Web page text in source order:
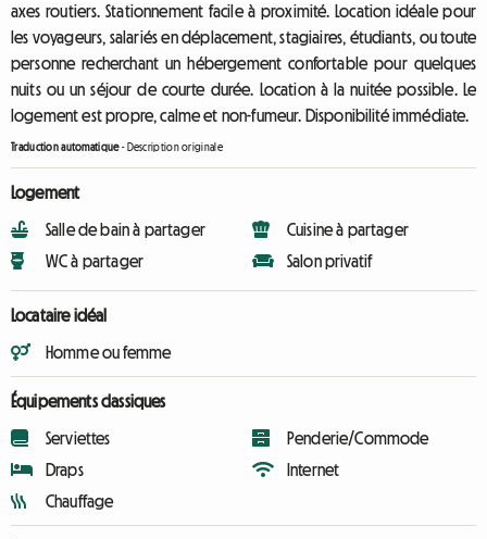
axes routiers. Stationnement facile à proximité. Location idéale pour
les voyageurs, salariés en déplacement, stagiaires, étudiants, ou toute
personne recherchant un hébergement confortable pour quelques
nuits ou un séjour de courte durée. Location à la nuitée possible. Le
logement est propre, calme et non-fumeur. Disponibilité immédiate.
Traduction automatique- Description originale
Logement
Salle de bain à partager
WC à partager
Cuisine à partager
Salon privatif
Locataire idéal
Homme ou femme
Équipements classiques
Serviettes
Draps
Chauffage
Penderie/Commode
Internet